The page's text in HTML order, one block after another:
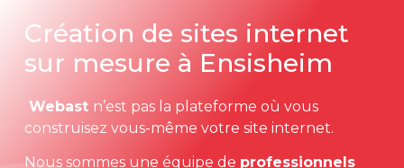
Création de sites internet
sur mesure à Ensisheim
Webast n’est pas la plateforme où vous
construisez vous-même votre site internet.
Nous sommes une équipe de professionnels